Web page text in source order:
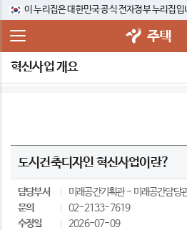
이 누리집은 대한민국 공식 전자정부 누리집입
주택
혁신사업 개요
도시건축디자인 혁신사업이란?
담당부서 미래공간기획관
미래공간담당
문의
02-2133-7619
수정일
2026-07-09